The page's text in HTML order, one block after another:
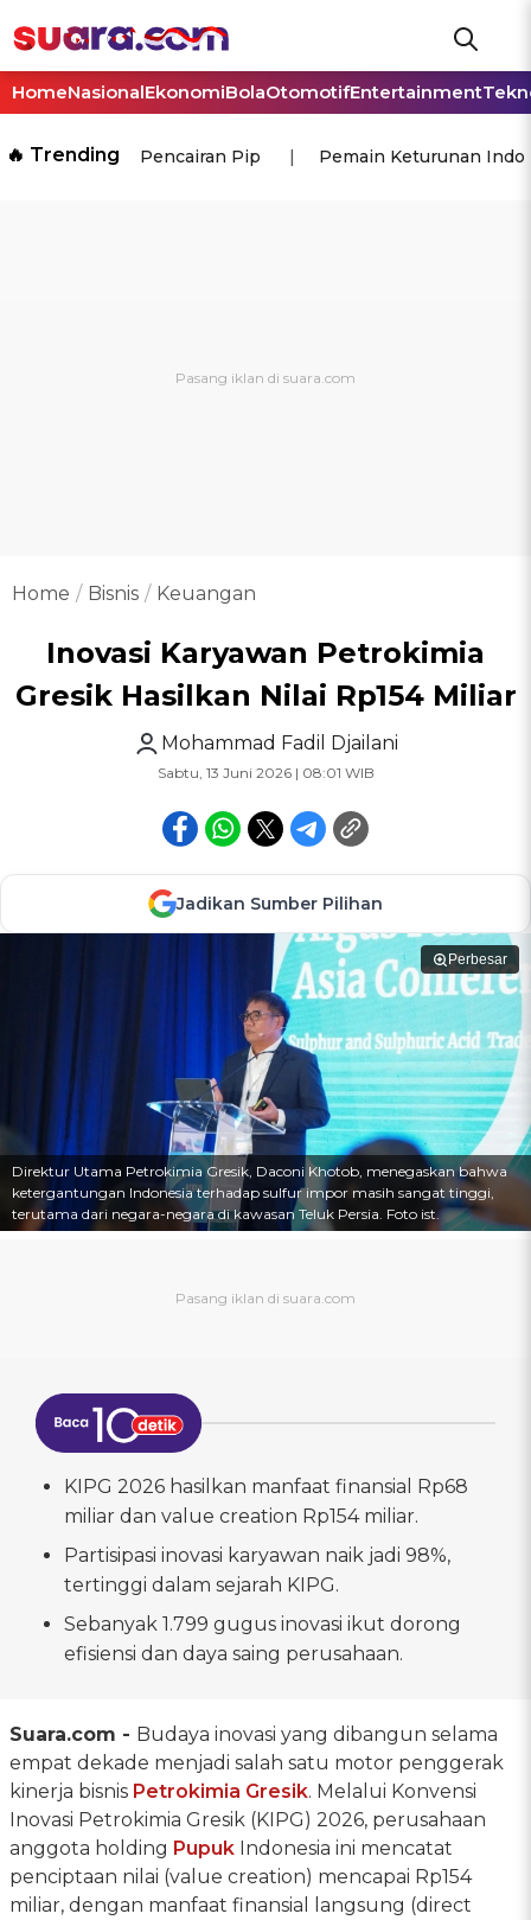
HomeNasionalEkonomiBolaOtomotifEntertainment
🔥 Trending Pencairan Pip Pemain Keturunan
Home Bisnis Keuangan
Inovasi Karyawan Petrokimia
Gresik Hasilkan Nilai Rp154 Miliar
Mohammad Fadil Djailani
Sabtu, 13 Juni 2026 | 08:01 WIB
Jadikan Sumber Pilihan
Perbesar
Direktur Utama Petrokimia Gresik, Daconi Khotob, menegaskan bahwa
ketergantungan Indonesia terhadap sulfur impor masih sangat tinggi,
terutama dari negara-negara di kawasan Teluk Persia. Foto ist.
KIPG 2026 hasilkan manfaat finansial Rp68
miliar dan value creation Rp154 miliar.
Partisipasi inovasi karyawan naik jadi 98%,
tertinggi dalam sejarah KIPG.
Sebanyak 1.799 gugus inovasi ikut dorong
efisiensi dan daya saing perusahaan.
Suara.com - Budaya inovasi yang dibangun selama
empat dekade menjadi salah satu motor penggerak
kinerja bisnis Petrokimia Gresik. Melalui Konvensi
Inovasi Petrokimia Gresik (KIPG) 2026, perusahaan
anggota holding Pupuk Indonesia ini mencatat
penciptaan nilai (value creation) mencapai Rp154
miliar, dengan manfaat finansial langsung (direct